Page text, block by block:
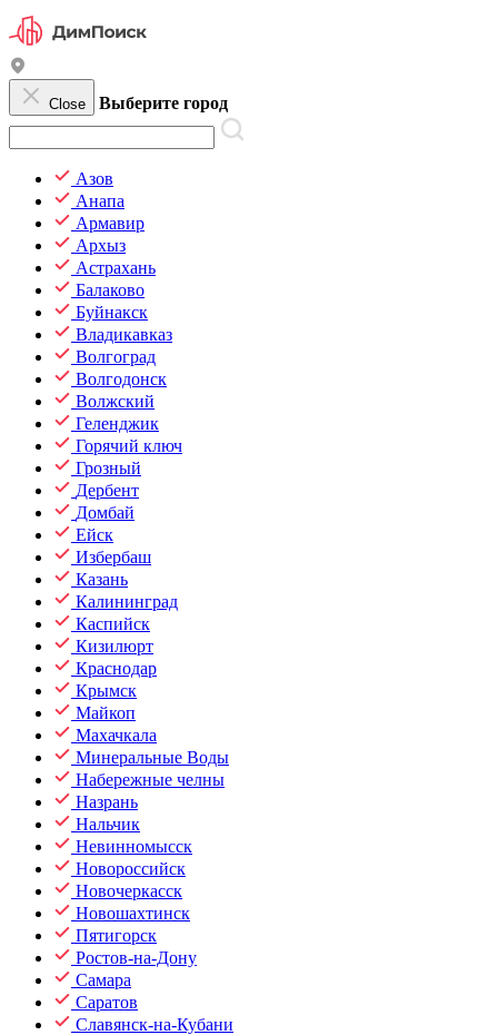
Close Выберите город
Азов
Анапа
Армавир
Архыз
Астрахань
Балаково
Буйнакск
Владикавказ
Волгоград
Волгодонск
Волжский
Геленджик
Горячий ключ
Грозный
Дербент
Домбай
Ейск
Избербаш
Казань
Калининград
Каспийск
Кизилюрт
Краснодар
Крымск
Майкоп
Махачкала
Минеральные Воды
Набережные челны
Назрань
Нальчик
Невинномысск
Новороссийск
Новочеркасск
Новошахтинск
Пятигорск
Ростов-на-Дону
Самара
Саратов
Славянск-на-Кубани